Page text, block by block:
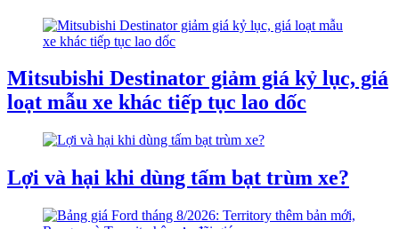
Mitsubishi Destinator giảm giá kỷ lục, giá
loạt mẫu xe khác tiếp tục lao dốc
Lợi và hại khi dùng tấm bạt trùm xe?